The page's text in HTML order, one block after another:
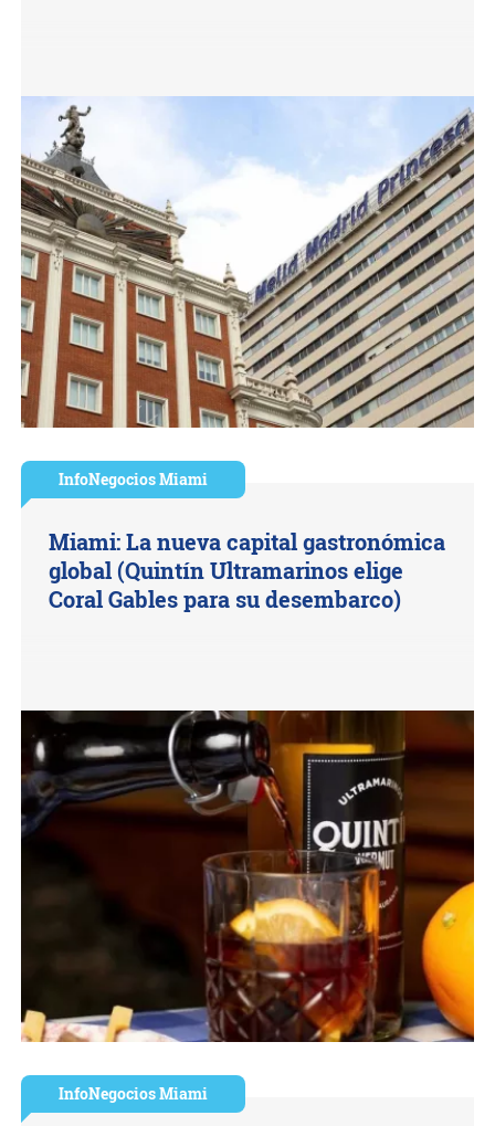
InfoNegocios Miami
Miami: La nueva capital gastronómica
global (Quintín Ultramarinos elige
Coral Gables para su desembarco)
InfoNegocios Miami